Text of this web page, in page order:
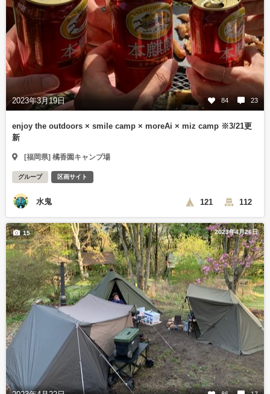
2023年3月19日 84 23
enjoy the outdoors × smile camp × moreAi × miz camp ※3/21更
新
[福岡県] 橘香園キャンプ場
グループ 区画サイト
水鬼 121 112
2023年4月26日
15